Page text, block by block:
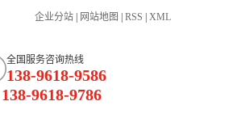
企业分站 网站地图 RSS XML
全国服务咨询热线
138-9618-9586
9618-9786